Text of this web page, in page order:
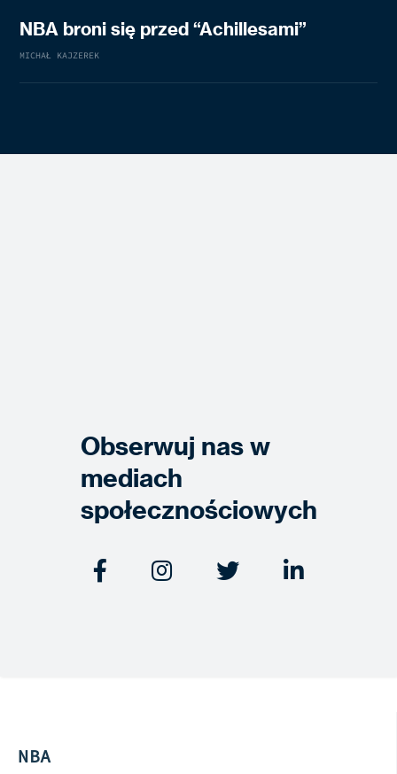
NBA broni się przed “Achillesami”
MICHAŁ KAJZEREK
Obserwuj nas w
mediach
społecznościowych
   
NBA